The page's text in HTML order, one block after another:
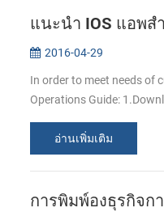
แนะนำ IOS แอพส
2016-04-29
In order to meet needs of
Operations Guide:
อ่านเพิ่มเติม
การพิมพ์องธุรกิจก